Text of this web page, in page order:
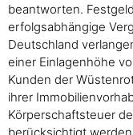
beantworten.
erfolgsabhängige
Deutschland
einer Einlagenhöhe
Kunden der
ihrer
Körperschaftsteuer